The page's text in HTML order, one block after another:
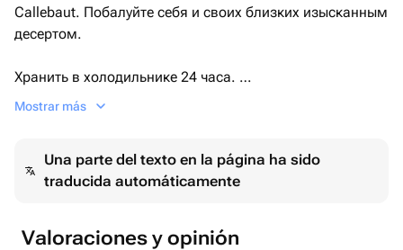
Callebaut. Побалуйте себя и своих близких изысканным
десертом.
Хранить в холодильнике 24 часа.
сюрприз для любимых .
Mostrar más
Una parte del texto en la página ha sido
traducida automáticamente
Valoraciones y opinión